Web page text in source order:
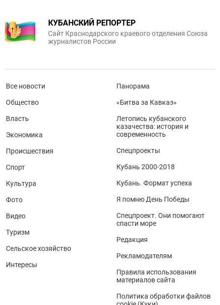
КУБАНСКИЙ РЕПОРТЕР
Сайт Краснодарского краевого отделения Союза
журналистов России
Все новости
Общество
Власть
Экономика
Происшествия
Спорт
Культура
Фото
Видео
Туризм
Сельское хозяйство
Интересы
Панорама
«Битва за Кавказ»
Летопись кубанского
казачества: история и
современность
Спецпроекты
Кубань 2000-2018
Кубань. Формат успеха
Я помню День Победы
Спецпроект. Они помогают
спасти море
Редакция
Рекламодателям
Правила использования
материалов сайта
Политика обработки файлов